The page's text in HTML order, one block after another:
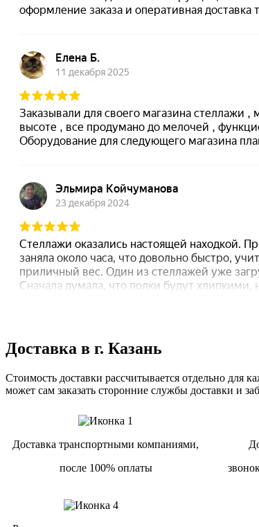
Доставка в г. Казань
Стоимость доставки рассчитывается отдельно для
может сам заказать сторонние службы доставки и
Доставка транспортными компаниями,
после 100% оплаты